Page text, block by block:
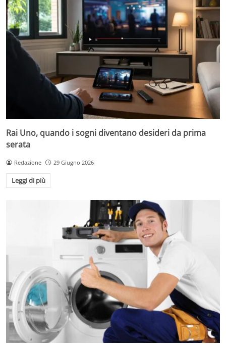
Rai Uno, quando i sogni diventano desideri da prima
serata
Redazione 29 Giugno 2026
Leggi di più